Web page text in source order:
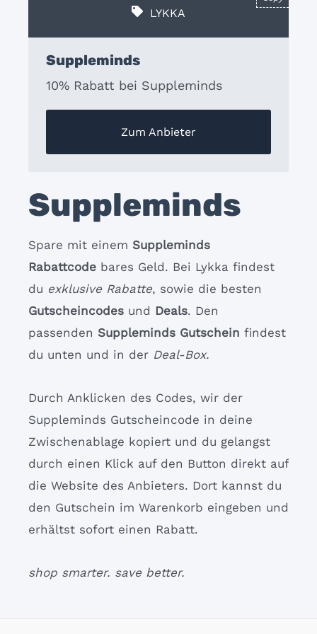
LYKKA
Suppleminds
10% Rabatt bei Suppleminds
Zum Anbieter
Suppleminds
Spare mit einem Suppleminds
Rabattcode bares Geld. Bei Lykka findest
du exklusive Rabatte, sowie die besten
Gutscheincodes und Deals. Den
passenden Suppleminds Gutschein findest
du unten und in der Deal-Box.
Durch Anklicken des Codes, wir der
Suppleminds Gutscheincode in deine
Zwischenablage kopiert und du gelangst
durch einen Klick auf den Button direkt auf
die Website des Anbieters. Dort kannst du
den Gutschein im Warenkorb eingeben und
erhältst sofort einen Rabatt.
shop smarter. save better.